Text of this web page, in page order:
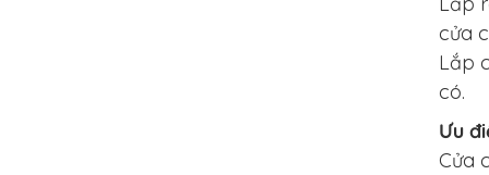
cửa
Lắp
có.
Ưu
Cửa